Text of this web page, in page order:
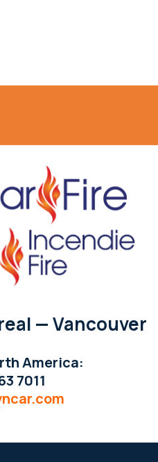
— Vancouver
America:
7011